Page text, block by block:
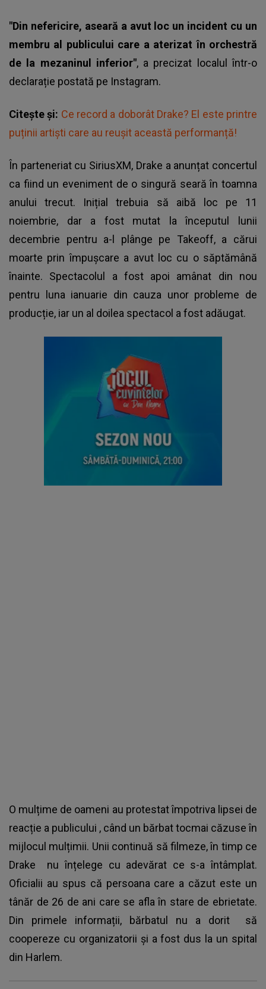
"Din nefericire, aseară a avut loc un incident cu un
membru al publicului care a aterizat în orchestră
de la mezaninul inferior", a precizat localul într-o
declarație postată pe Instagram.
Citește și: Ce record a doborât Drake? El este printre
puținii artiști care au reușit această performanță!
În parteneriat cu SiriusXM, Drake a anunțat concertul
ca fiind un eveniment de o singură seară în toamna
anului trecut. Inițial trebuia să aibă loc pe 11
noiembrie, dar a fost mutat la începutul lunii
decembrie pentru a-l plânge pe Takeoff, a cărui
moarte prin împușcare a avut loc cu o săptămână
înainte. Spectacolul a fost apoi amânat din nou
pentru luna ianuarie din cauza unor probleme de
producție, iar un al doilea spectacol a fost adăugat.
O mulțime de oameni au protestat împotriva lipsei de
reacție a publicului , când un bărbat tocmai căzuse în
mijlocul mulțimii. Unii continuă să filmeze, în timp ce
Drake
nu înțelege cu adevărat ce s-a întâmplat.
Oficialii au spus că persoana care a căzut este un
tânăr de 26 de ani care se afla în stare de ebrietate.
Din primele informații, bărbatul nu a dorit să
coopereze cu organizatorii și a fost dus la un spital
din Harlem.